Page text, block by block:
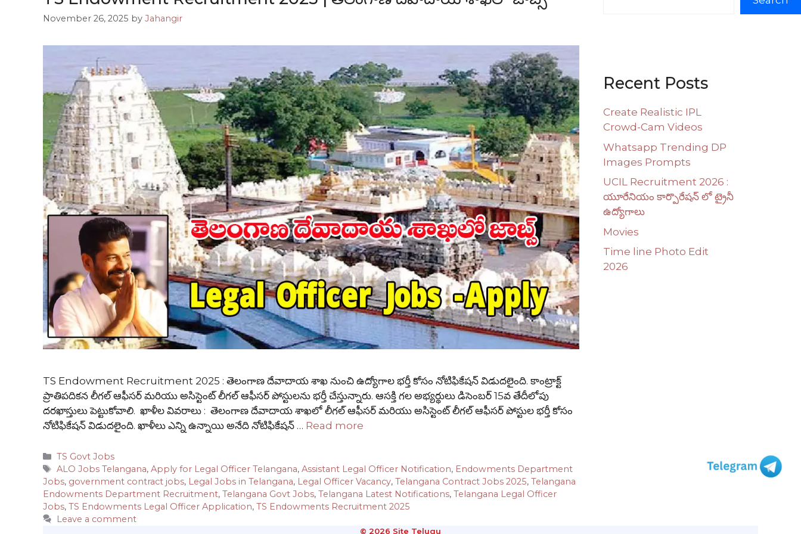
November 26, 2025 by Jahangir
TS Endowment Recruitment 2025 : తెలంగాణ దేవాదాయ శాఖ నుంచి ఉద్యోగాల భర్తీ కోసం నోటిఫికేషన్ విడుదలైంది. కాంట్రాక్ట్
ప్రాతిపదికన లీగల్ ఆఫీసర్ మరియు అసిస్టెంట్ లీగల్ ఆఫీసర్ పోస్టులను భర్తీ చేస్తున్నారు. ఆసక్తి గల అభ్యర్థులు డిసెంబర్ 15వ తేదీలోపు
దరఖాస్తులు పెట్టుకోవాలి. ఖాళీల వివరాలు : తెలంగాణ దేవాదాయ శాఖలో లీగల్ ఆఫీసర్ మరియు అసిస్టెంట్ లీగల్ ఆఫీసర్ పోస్టుల భర్తీ కోసం
నోటిఫికేషన్ విడుదలైంది. ఖాళీలు ఎన్ని ఉన్నాయి అనేది నోటిఫికేషన్ … Read more
Categories
TS Govt Jobs
Tags
ALO Jobs Telangana,Apply for Legal Officer Telangana,Assistant Legal Officer Notification, Endowments Department
Jobs, government contract jobs, Legal Jobs in Telangana, Legal Officer Vacancy, Telangana Contract Jobs 2025, Telangana
Endowments Department Recruitment, Telangana Govt Jobs, Telangana Latest Notifications, Telangana Legal Officer
Jobs, TS Endowments Legal Officer Application, TS Endowments Recruitment 2025
Leave a comment
Recent Posts
Create Realistic IPL
Crowd-Cam Videos
Whatsapp Trending DP
Images Prompts
UCIL Recruitment 2026 :
యూరేనియం కార్పొరేషన్ లో ట్రైనీ
ఉద్యోగాలు
Movies
Time line Photo Edit
2026
© 2026 Site Telugu